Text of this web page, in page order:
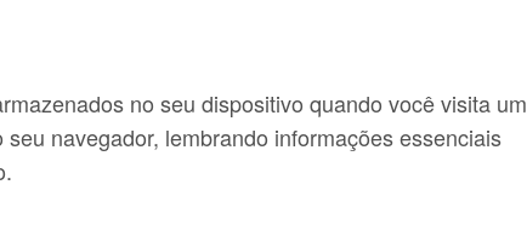
no seu dispositivo quando você visita um
navegador, lembrando informações essenciais